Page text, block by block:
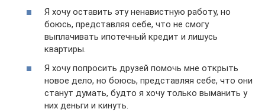
Я хочу оставить эту ненавистную работу, но
боюсь, представляя себе, что не смогу
выплачивать ипотечный кредит и лишусь
квартиры.
Я хочу попросить друзей помочь мне открыть
новое дело, но боюсь, представляя себе, что они
станут думать, будто я хочу только выманить у
них деньги и кинуть.